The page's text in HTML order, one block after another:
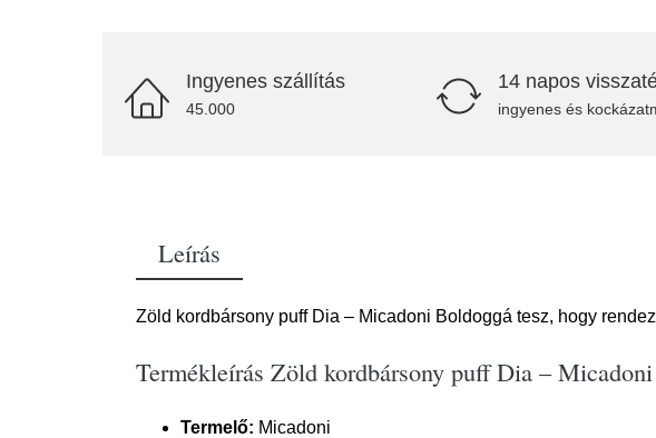
Ingyenes szállítás
45.000
14 napos
ingyenes és
Leírás
Zöld kordbársony puff Dia – Micadoni Boldoggá tesz, hogy
Termékleírás Zöld kordbársony puff Dia – Micadoni
Termelő: Micadoni